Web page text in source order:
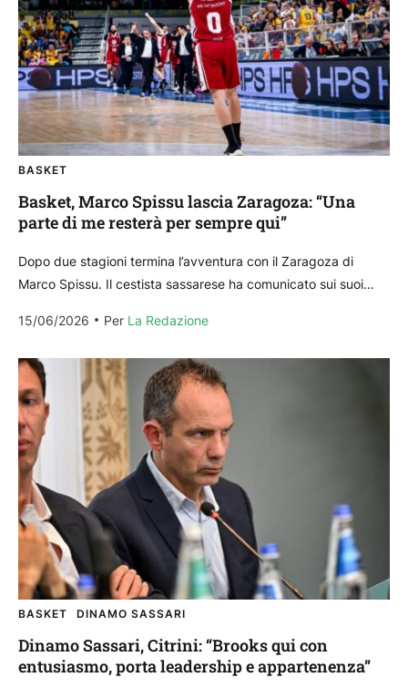
BASKET
Basket, Marco Spissu lascia Zaragoza: “Una
parte di me resterà per sempre qui”
Dopo due stagioni termina l’avventura con il Zaragoza di
Marco Spissu. Il cestista sassarese ha comunicato sui suoi
15/06/2026
Per La Redazione
BASKET DINAMO SASSARI
Dinamo Sassari, Citrini: “Brooks qui con
entusiasmo, porta leadership e appartenenza”